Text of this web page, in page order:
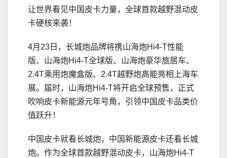
让世界看见中国皮卡力量，全球首款越野混动皮
卡硬核来袭！
4月23日，长城炮品牌将携山海炮Hi4-T性能
版、山海炮Hi4-T全球版、山海炮豪华旅居车、
2.4T乘用炮魔盒版、2.4T越野炮高能亮相上海车
展。届时，山海炮Hi4-T将开启全球预售，正式
吹响皮卡新能源元年号角，引领中国皮卡品类价
值跃升！
中国皮卡就看长城炮，中国新能源皮卡还看长城
炮。作为全球首款越野混动皮卡，山海炮Hi4-T